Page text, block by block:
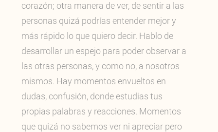
corazón; otra manera de ver, de sentir a las
personas quizá podrías entender mejor y
más rápido lo que quiero decir. Hablo de
desarrollar un espejo para poder observar a
las otras personas, y como no, a nosotros
mismos. Hay momentos envueltos en
dudas, confusión, donde estudias tus
propias palabras y reacciones. Momentos
que quizá no sabemos ver ni apreciar pero